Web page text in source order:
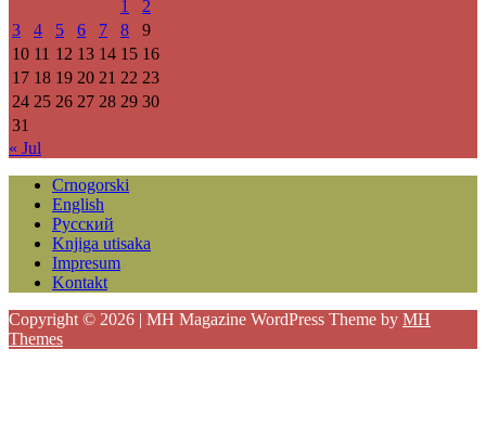
1
2
3
4 5 6 7 8
9
10 11 12 13 14 15 16
17 18 19 20 21 22 23
24 25 26 27 28 29 30
31
« Jul
Crnogorski
English
Русский
Knjiga utisaka
Impresum
Kontakt
Copyright © 2026 | MH Magazine WordPress Theme by MH
Themes